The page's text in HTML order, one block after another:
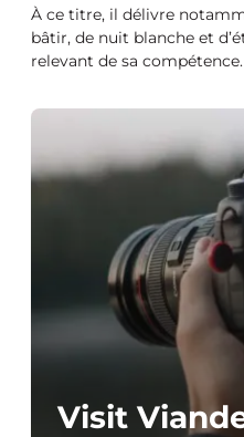
À ce titre, il délivre
bâtir, de nuit blanche et
relevant de sa compétence.
Visit